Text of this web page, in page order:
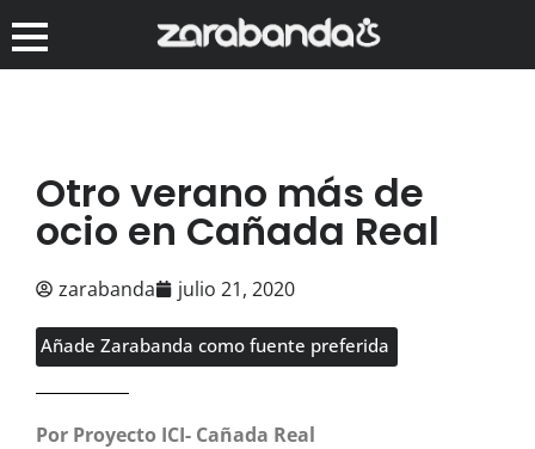
Otro verano más de
ocio en Cañada Real
zarabanda julio 21, 2020
Añade Zarabanda como fuente preferida
Por Proyecto ICI- Cañada Real